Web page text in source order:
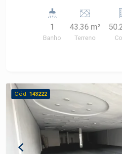
reformado, imóvel novo,
1
Banho
43.36 m²
Terreno
Cód. 143222